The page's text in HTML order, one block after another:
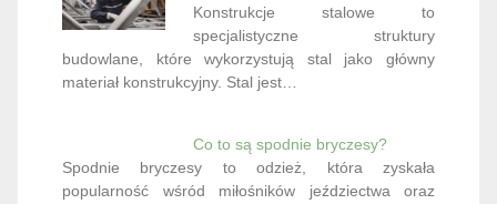
Konstrukcje stalowe to
specjalistyczne struktury
budowlane, które wykorzystują stal jako główny
materiał konstrukcyjny. Stal jest…
Co to są spodnie bryczesy?
Spodnie bryczesy to odzież, która zyskała
popularność wśród miłośników jeździectwa oraz